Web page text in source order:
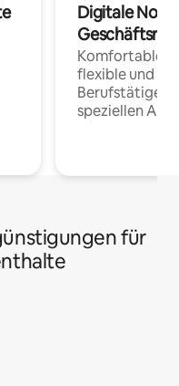
Digitale
Komfortable
flexible und
Berufstätige
speziellen
für